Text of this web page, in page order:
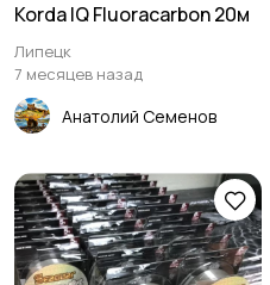
Korda IQ Fluoracarbon 20м
Липецк
7 месяцев назад
Анатолий Семенов